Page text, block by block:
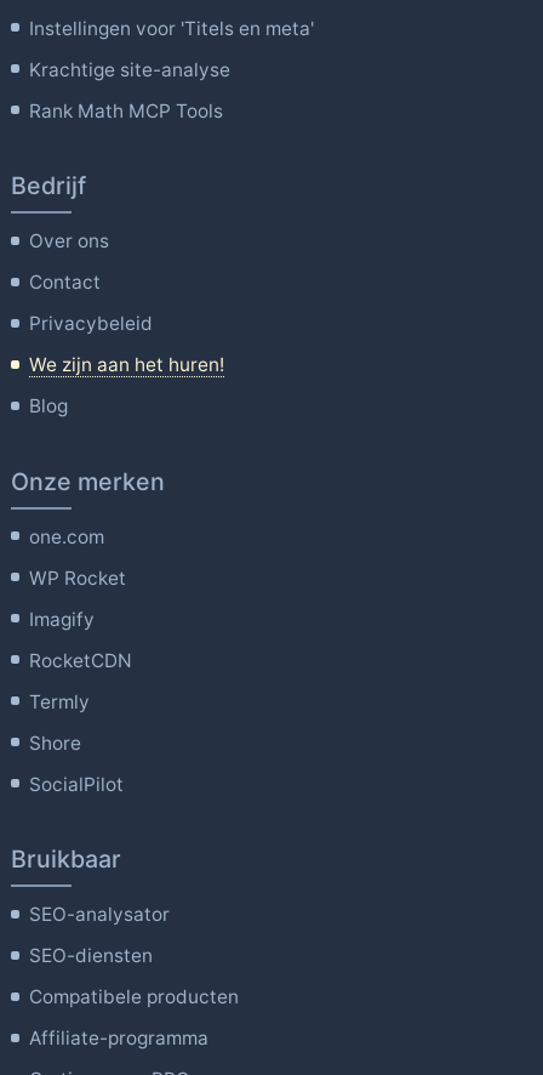
Instellingen voor 'Titels en meta'
Krachtige site-analyse
Rank Math MCP Tools
Bedrijf
Over ons
Contact
Privacybeleid
We zijn aan het huren!
Blog
Onze merken
one.com
WP Rocket
Imagify
RocketCDN
Termly
Shore
SocialPilot
Bruikbaar
SEO-analysator
SEO-diensten
Compatibele producten
Affiliate-programma